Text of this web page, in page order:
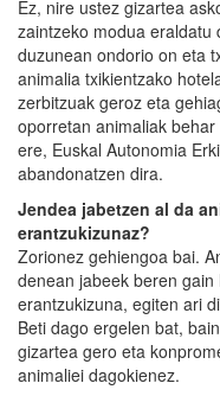
Ez, nire ustez gizartea
zaintzeko modua eraldatu
duzunean ondorio on eta
animalia txikientzako
zerbitzuak geroz eta
oporretan animaliak
ere, Euskal Autonomia
abandonatzen dira.
Jendea jabetzen al da
erantzukizunaz?
Zorionez gehiengoa bai.
denean jabeek beren
erantzukizuna, egiten ari
Beti dago ergelen bat,
gizartea gero eta
animaliei dagokienez.